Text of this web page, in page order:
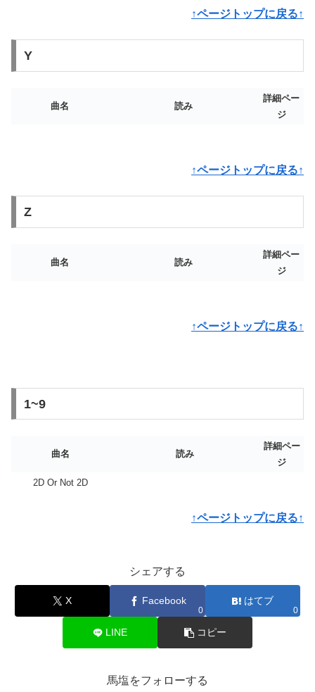
↑ページトップに戻る↑
Y
曲名 読み
詳細ペー
ジ
↑ページトップに戻る↑
Z
曲名 読み
詳細ペー
ジ
↑ページトップに戻る↑
1~9
曲名 読み
詳細ペー
ジ
2D Or Not 2D
↑ページトップに戻る↑
シェアする
X Facebook
0
はてブ
0
LINE コピー
馬塩をフォローする